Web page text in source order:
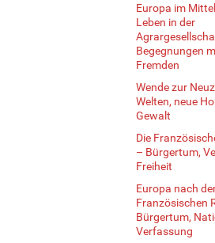
Europa im
Leben in der
Begegnungen
Fremden
Wende zur
Welten, neue
Gewalt
Die
– Bürgertum,
Freiheit
Europa nach
Französischen
Bürgertum,
Verfassung